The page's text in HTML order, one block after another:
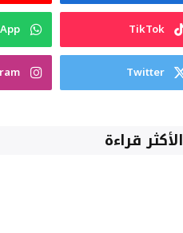
TikTok
Twitter
الأكثر قراءة